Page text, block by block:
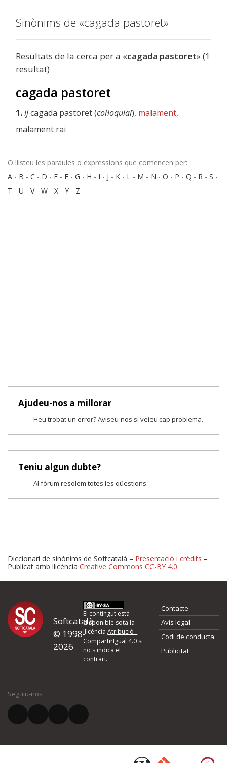
Sinònims de «cagada pastoret»
Resultats de la cerca per a «cagada pastoret» (1
resultat)
cagada pastoret
1.ijcagada pastoret (col·loquial), malament,
malament rai
O llisteu les paraules o expressions que comencen per:
A - B - C - D - E - F - G - H - I - J - K - L - M - N - O - P - Q - R - S -
T - U - V- W - X - Y - Z
Ajudeu-nos a millorar
Heu trobat un error? Aviseu-nos si veieu cap problema.
Teniu algun dubte?
Al fòrum resolem totes les qüestions.
Proposeu-nos millores o
d'errors
Si heu trobat un error o voleu proposar alguna millora, ompliu els
quina és la millora que proposeu o l'error del qual voleu informar-
El vostre correu electrònic *
Diccionari de sinònims de Softcatalà – Presentació i crèdits –
Publicat amb llicència Creative Commons CC-BY 4.0
Softcatalà
© 1998-
2026
El contingut està
disponible sota la
llicènciaAtribució -
CompartirIgual 4.0 si
no s'indica el
contrari.
Contacte
Avís legal
Codi de conducta
Publicitat
Seguiu-nos